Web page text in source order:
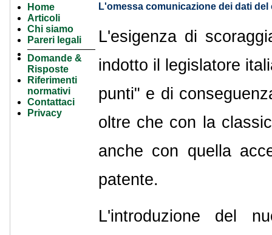
Home
Articoli
Divulgativi
L'omessa comunicazione dei dati del conducente ex
Home
Articoli
Chi siamo
Pareri legali
----------
Domande &
Risposte
Riferimenti
normativi
Contattaci
Privacy
L'omessa comunicazione dei dati
L'esigenza di
indotto il legislatore
punti" e di
oltre che con la
anche con quella
patente.
L'introduzione del